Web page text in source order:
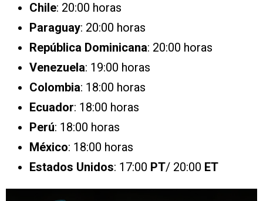
Chile: 20:00 horas
Paraguay: 20:00 horas
República Dominicana: 20:00 horas
Venezuela: 19:00 horas
Colombia: 18:00 horas
Ecuador: 18:00 horas
Perú: 18:00 horas
México: 18:00 horas
Estados Unidos: 17:00 PT/ 20:00 ET